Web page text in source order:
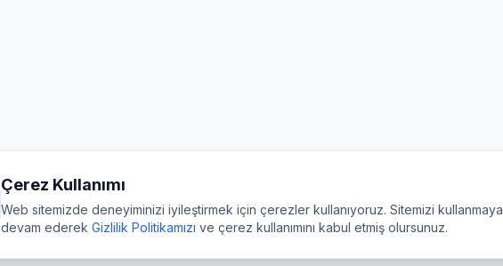
Çerez Kullanımı
Web sitemizde deneyiminizi iyileştirmek için çerezler kullanıyoruz. Sitemizi kullanmaya
devam ederek Gizlilik Politikamızı ve çerez kullanımını kabul etmiş olursunuz.